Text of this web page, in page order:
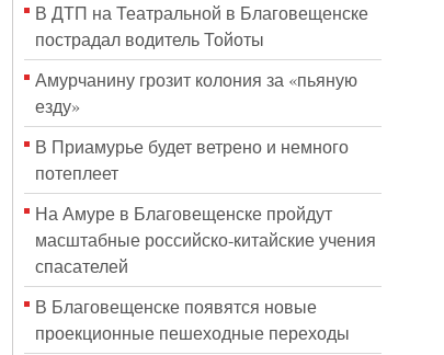
В ДТП на Театральной в Благовещенске
пострадал водитель Тойоты
Амурчанину грозит колония за «пьяную
езду»
В Приамурье будет ветрено и немного
потеплеет
На Амуре в Благовещенске пройдут
масштабные российско-китайские учения
спасателей
В Благовещенске появятся новые
проекционные пешеходные переходы